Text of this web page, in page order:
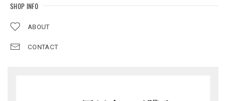
SHOP INFO
ABOUT
CONTACT